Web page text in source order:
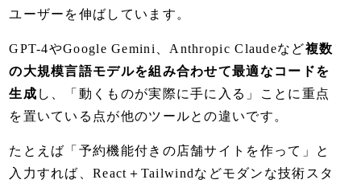
ユーザーを伸ばしています。
GPT-4やGoogle Gemini、Anthropic Claudeなど複数
の大規模言語モデルを組み合わせて最適なコードを
生成 し、「動くものが実際に手に入る」ことに重点
を置いている点が他のツールとの違いです。
たとえば「予約機能付きの店舗サイトを作って」と
入力すれば、React＋Tailwindなどモダンな技術スタ